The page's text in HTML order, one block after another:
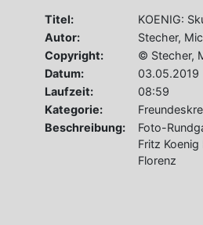
Titel:
KOENIG:
Autor:
Stecher,
Copyright:
© Stecher,
Datum:
03.05.2019
Laufzeit:
08:59
Kategorie:
Beschreibung:
Foto-
Fritz
Florenz